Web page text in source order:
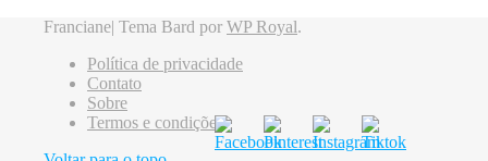
Franciane| Tema Bard por WP Royal.
Política de privacidade
Contato
Sobre
Termos e condições